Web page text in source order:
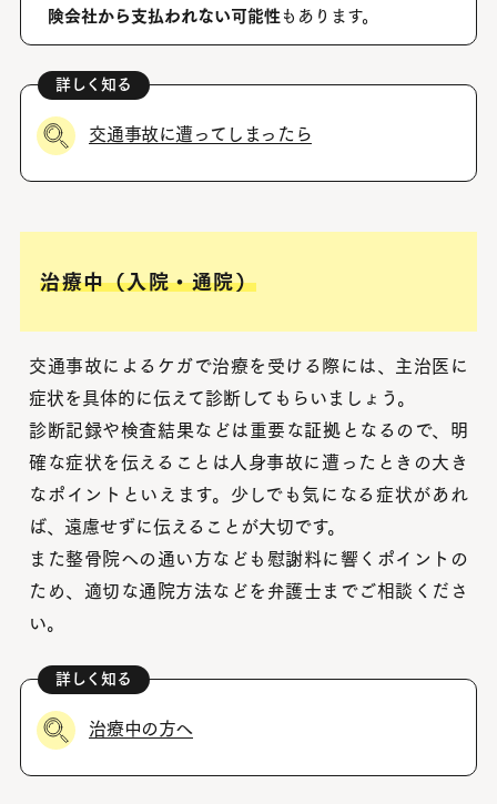
険会社から支払われない可能性 もあります。
交通事故に遭ってしまったら
治療中（入院・通院）
交通事故によるケガで治療を受ける際には、主治医に
症状を具体的に伝えて診断してもらいましょう。
診断記録や検査結果などは重要な証拠となるので、明
確な症状を伝えることは人身事故に遭ったときの大き
なポイントといえます。少しでも気になる症状があれ
ば、遠慮せずに伝えることが大切です。
また整骨院への通い方なども慰謝料に響くポイントの
ため、適切な通院方法などを弁護士までご相談くださ
い。
治療中の方へ